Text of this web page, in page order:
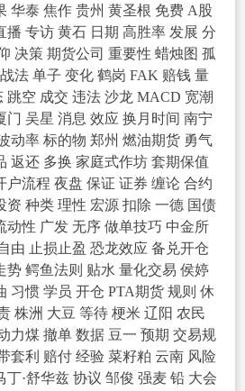
华泰 焦作 贵州 黄圣根 免费 A股
播 专访 黄石 日期 高胜率 发展 分
决策 期货公司 重要性 蜡烛图 孤
法 单子 变化 鹤岗 FAK 赔钱 量
跳空 成交 违法 沙龙 MACD 宽潮
门 吴星 消息 效应 换月时间 南宁
动率 标的物 郑州 燃油期货 勇气
返还 多换 家庭式作坊 套期保值
户流程 夜盘 保证 证券 缠论 合约
资 种类 理性 宏源 扣除 一德 国债
动性 广发 无序 做单技巧 中金所
由 止损止盈 恐龙效应 备兑开仓
势 鳄鱼法则 贴水 量化交易 侯婷
习惯 学员 开仓 PTA期货 规则 休
株洲 大豆 等待 梗米 辽阳 农民
力煤 撤单 数据 豆一 预期 交易规
套利 赔付 经验 菜籽粕 云南 风险
丁·舒华兹 协议 邹俊 强麦 铅 大会